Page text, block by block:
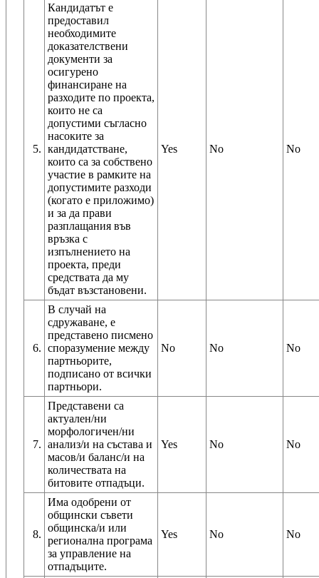
5.
Кандидатът е
предоставил
необходимите
доказателствени
документи за
осигурено
финансиране на
разходите по проекта,
които не са
допустими съгласно
насоките за
кандидатстване,
които са за собствено
участие в рамките на
допустимите разходи
(когато е приложимо)
и за да прави
разплащания във
връзка с
изпълнението на
проекта, преди
средствата да му
бъдат възстановени.
Yes No No
6.
В случай на
сдружаване, е
представено писмено
споразумение между
партньорите,
подписано от всички
партньори.
No No No
7.
Представени са
актуален/ни
морфологичен/ни
анализ/и на състава и
масов/и баланс/и на
количествата на
битовите отпадъци.
Yes No No
8.
Има одобрени от
общински съвети
общинска/и или
регионална програма
за управление на
отпадъците.
Yes No No